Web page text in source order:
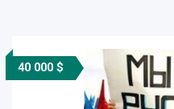
40 000 $